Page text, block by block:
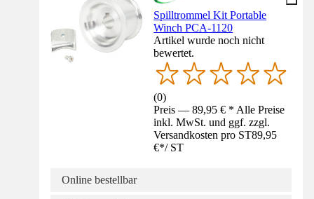
Spilltrommel Kit Portable
Winch PCA-1120
Artikel wurde noch nicht
bewertet.
(0)
Preis — 89,95 € * Alle Preise
inkl. MwSt. und ggf. zzgl.
Versandkosten pro ST89,95
€*/ ST
Online bestellbar